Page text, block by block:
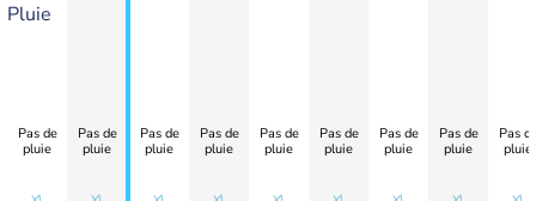
Pluie
Pas de
pluie
Pas de
pluie
Pas de
pluie
Pas de
pluie
Pas de
pluie
Pas de
pluie
Pas de
pluie
Pas de
pluie
Pas
pluie